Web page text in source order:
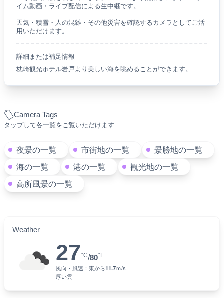
Camera Tags
タップして各一覧をご覧いただけます
夜景の一覧 市街地の一覧
景勝地の一覧
海の一覧
港の一覧
観光地の一覧
高所風景の一覧
Weather
27°C/80°F
風向・風速： 東から11.7ｍ/s
厚い雲
イム動画・ライブ配信による生中継です。
天気・積雪・人の混雑・その他災害を確認するカメラとしてご活
用いただけます。
詳細または補足情報
枕崎観光ホテル岩戸より美しい海を眺めることができます。